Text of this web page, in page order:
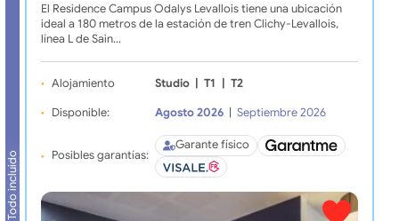
Todo incluido
El Residence Campus Odalys Levallois tiene una ubicación
ideal a 180 metros de la estación de tren Clichy-Levallois,
línea L de Sain…
Alojamiento Studio T1 T2
Disponible: Agosto 2026 Septiembre 2026
Posibles garantías:
Garante físico